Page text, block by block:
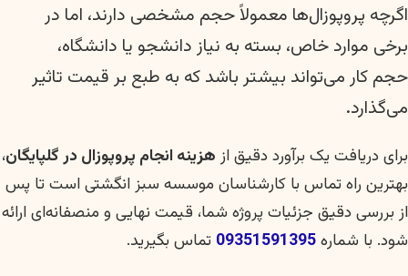
اگرچه پروپوزال‌ها معمولاً حجم مشخصی دارند، اما در
برخی موارد خاص، بسته به نیاز دانشجو یا دانشگاه،
حجم کار می‌تواند بیشتر باشد که به طبع بر قیمت تاثیر
می‌گذارد.
برای دریافت یک برآورد دقیق از هزینه انجام پروپوزال در گلپایگان،
بهترین راه تماس با کارشناسان موسسه سبز انگشتی است تا پس
از بررسی دقیق جزئیات پروژه شما، قیمت نهایی و منصفانه‌ای ارائه
شود. با شماره09351591395 تماس بگیرید.